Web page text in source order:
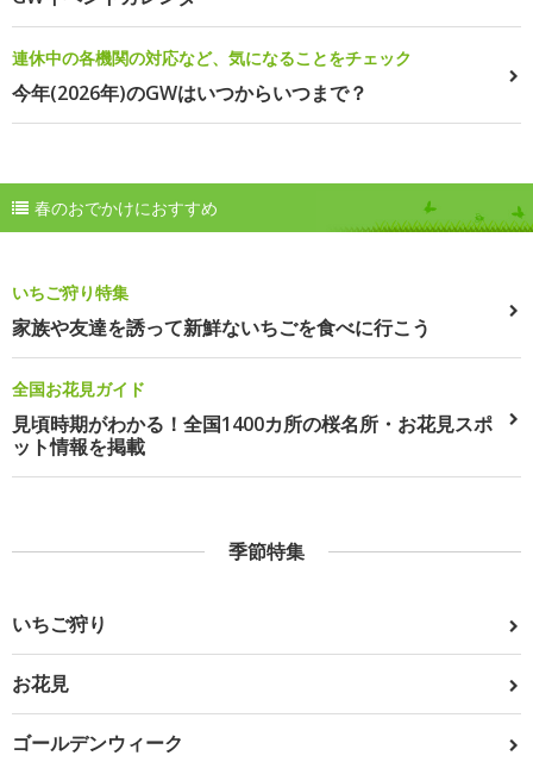
連休中の各機関の対応など、気になることをチェック
今年(2026年)のGWはいつからいつまで？
春のおでかけにおすすめ
いちご狩り特集
家族や友達を誘って新鮮ないちごを食べに行こう
全国お花見ガイド
見頃時期がわかる！全国1400カ所の桜名所・お花見スポ
ット情報を掲載
季節特集
いちご狩り
お花見
ゴールデンウィーク